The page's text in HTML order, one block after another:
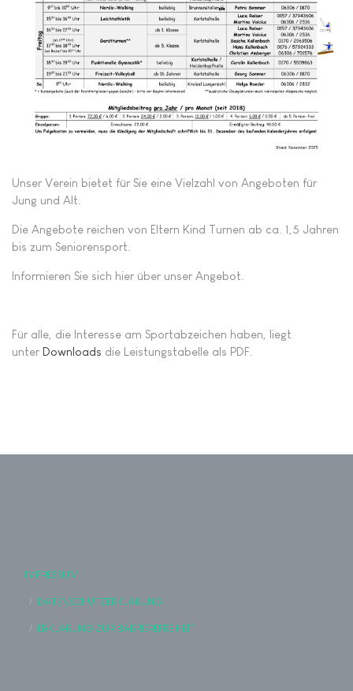
Unser Verein bietet für Sie eine Vielzahl von Angeboten für
Jung und Alt.
Die Angebote reichen von Eltern Kind Turnen ab ca. 1,5 Jahren
bis zum Seniorensport.
Informieren Sie sich hier über unser Angebot.
Für alle, die Interesse am Sportabzeichen haben, liegt
unter Downloads die Leistungstabelle als PDF.
IMPRESSUM
DATENSCHUTZERKLÄRUNG
ERKLÄRUNG ZUR BARRIEREFREIHEIT